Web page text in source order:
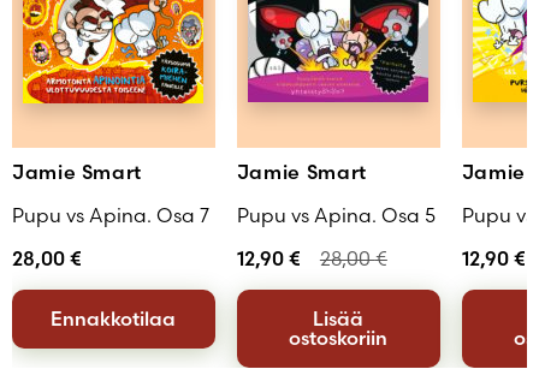
Jamie Smart
Pupu vs Apina. Osa 7
28,00 €
Ennakkotilaa
Jamie Smart
Pupu vs Apina. Osa 5
12,90 € 28,00€
Lisää
ostoskoriin
Jamie
Pupu
12,90 €